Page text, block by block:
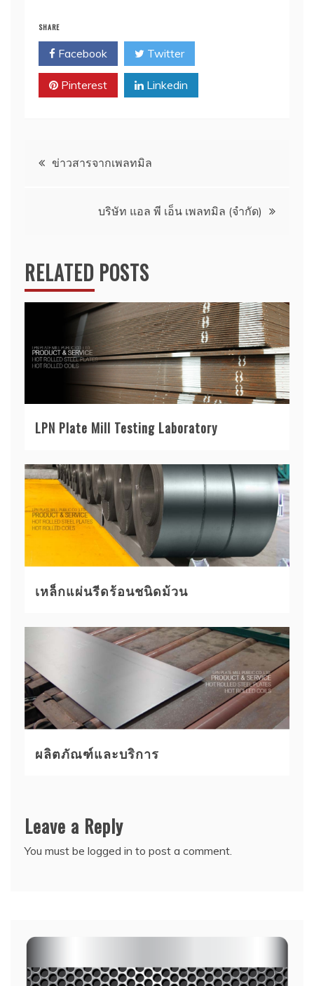
SHARE
Facebook Twitter
Pinterest Linkedin
Postข่าวสารจากเพลทมิล
บริษัท แอล พี เอ็น เพลทมิล (จำกัด)
RELATED POSTS
LPN Plate Mill Testing Laboratory
เหล็กแผ่นรีดร้อนชนิดม้วน
ผลิตภัณฑ์และบริการ
Leave a Reply
You must be logged in to post a comment.